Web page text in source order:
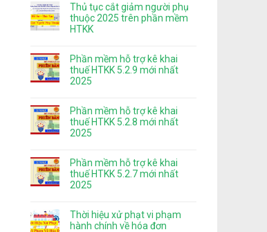
Thủ tục cắt giảm người phụ
thuộc 2025 trên phần mềm
HTKK
Phần mềm hỗ trợ kê khai
thuế HTKK 5.2.9 mới nhất
2025
Phần mềm hỗ trợ kê khai
thuế HTKK 5.2.8 mới nhất
2025
Phần mềm hỗ trợ kê khai
thuế HTKK 5.2.7 mới nhất
2025
Thời hiệu xử phạt vi phạm
hành chính về hóa đơn